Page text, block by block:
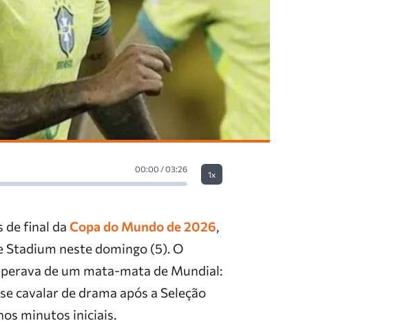
00:00 / 03:26
1x
de final da Copa do Mundo de 2026,
neste domingo (5). O
de um mata-mata de Mundial:
cavalar de drama após a Seleção
minutos iniciais.